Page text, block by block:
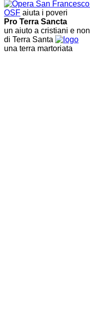
OSF aiuta i poveri
Pro Terra Sancta
un aiuto a cristiani e non
di Terra Santa
una terra martoriata